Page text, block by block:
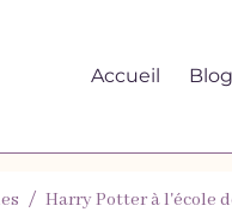
Accueil Blog
Harry Potter à l'école